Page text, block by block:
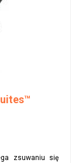
zsuwaniu się